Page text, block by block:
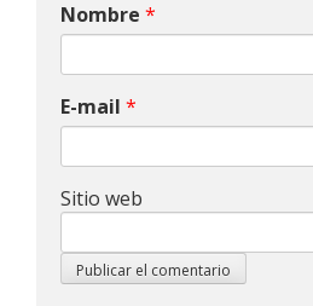
Nombre *
E-mail *
Sitio web